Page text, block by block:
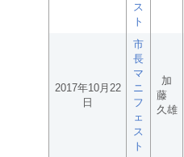
ス
ト
2017年10月22
日
市
長
マ
ニ
フ
ェ
ス
ト
加
藤
久雄